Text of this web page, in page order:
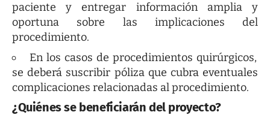
paciente y entregar información amplia y
oportuna sobre las implicaciones del
procedimiento.
En los casos de procedimientos quirúrgicos,
se deberá suscribir póliza que cubra eventuales
complicaciones relacionadas al procedimiento.
¿Quiénes se beneficiarán del proyecto?